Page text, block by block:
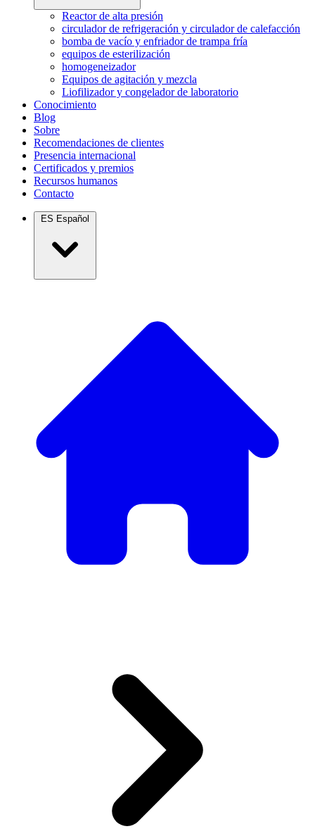
Reactor de alta presión
circulador de refrigeración y circulador de calefacción
bomba de vacío y enfriador de trampa fría
equipos de esterilización
homogeneizador
Equipos de agitación y mezcla
Liofilizador y congelador de laboratorio
Conocimiento
Blog
Sobre
Recomendaciones de clientes
Presencia internacional
Certificados y premios
Recursos humanos
Contacto
ES Español